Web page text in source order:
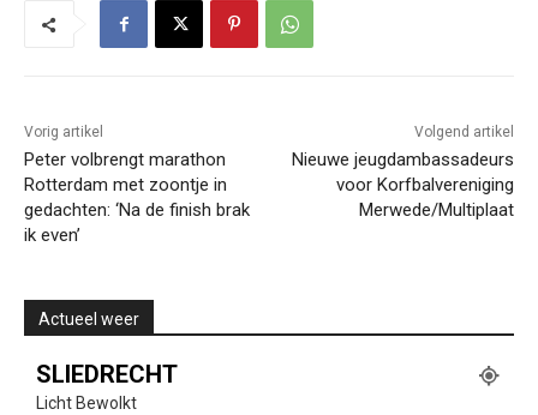
Vorig artikel
Peter volbrengt marathon
Rotterdam met zoontje in
gedachten: ‘Na de finish brak
ik even’
Volgend artikel
Nieuwe jeugdambassadeurs
voor Korfbalvereniging
Merwede/Multiplaat
Actueel weer
SLIEDRECHT
Licht Bewolkt